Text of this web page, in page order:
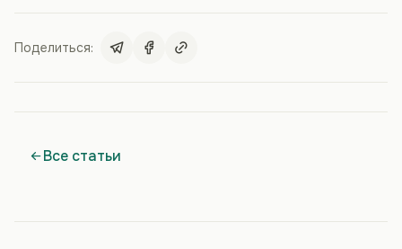
Поделиться:
Все статьи